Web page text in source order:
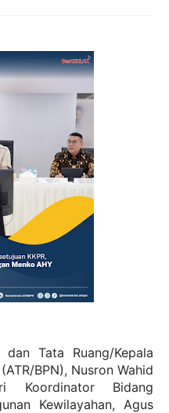
Tata Ruang/Kepala
BPN), Nusron Wahid
Koordinator Bidang
Kewilayahan, Agus